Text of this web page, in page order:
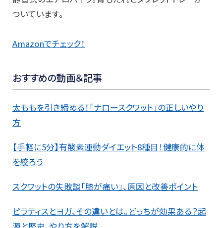
ついています。
Amazonでチェック！
おすすめの動画＆記事
太ももを引き締める！「ナロースクワット」の正しいやり
方
【手軽に5分】有酸素運動ダイエット8種目！健康的に体
を絞ろう
スクワットの失敗談「膝が痛い」、原因と改善ポイント
ピラティスとヨガ、その違いとは。どっちが効果ある？起